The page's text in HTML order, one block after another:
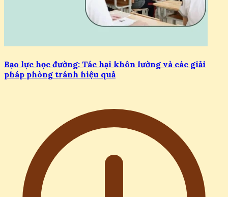
Bạo lực học đường: Tác hại khôn lường và các giải
pháp phòng tránh hiệu quả